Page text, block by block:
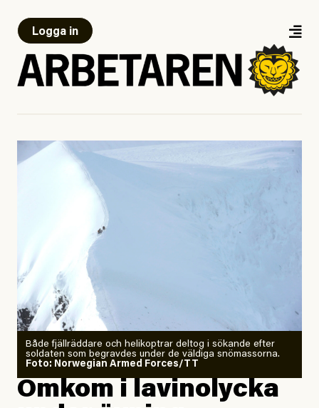
Logga in
Både fjällräddare och helikoptrar deltog i sökande efter
soldaten som begravdes under de väldiga snömassorna.
Foto: Norwegian Armed Forces/TT
Omkom i lavinolycka